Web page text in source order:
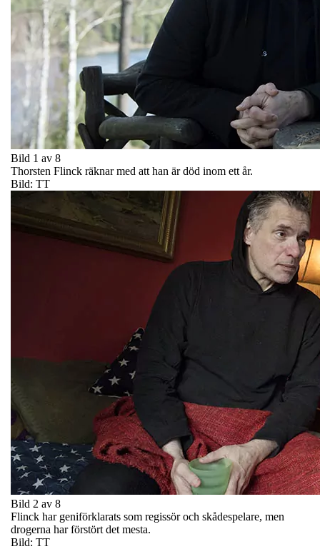
Bild 1 av 8
Thorsten Flinck räknar med att han är död inom ett år.
Bild: TT
Bild 2 av 8
Flinck har geniförklarats som regissör och skådespelare, men
drogerna har förstört det mesta.
Bild: TT